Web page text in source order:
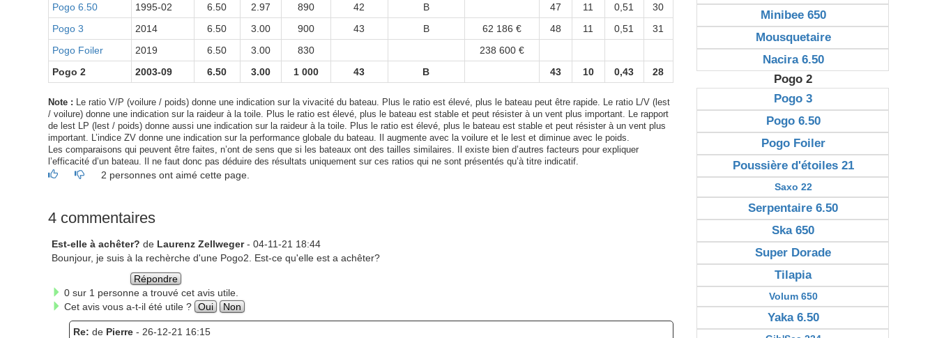
Pogo 6.50
1995-02 6.50 2.97 890 42 B 47 11 0,51
30
Pogo 3
2014 6.50 3.00 900 43 B 62 186 € 48 11 0,51
31
Pogo Foiler
2019 6.50 3.00 830
238 600 €
Pogo 2
2003-09 6.50 3.00 1 000 43 B 43 10 0,43 28
Note : Le ratio V/P (voilure / poids) donne une indication sur la vivacité du bateau. Plus le ratio est élevé, plus le bateau peut être rapide. Le ratio L/V (lest
/ voilure) donne une indication sur la raideur à la toile. Plus le ratio est élevé, plus le bateau est stable et peut résister à un vent plus important. Le rapport
de lest LP (lest / poids) donne aussi une indication sur la raideur à la toile. Plus le ratio est élevé, plus le bateau est stable et peut résister à un vent plus
important. L’indice ZV donne une indication sur la performance globale du bateau. Il augmente avec la voilure et le lest et diminue avec le poids.
Les comparaisons qui peuvent être faites, n’ont de sens que si les bateaux ont des tailles similaires. Il existe bien d’autres facteurs pour expliquer
l’efficacité d’un bateau. Il ne faut donc pas déduire des résultats uniquement sur ces ratios qui ne sont présentés qu’à titre indicatif.
2 personnes ont aimé cette page.
4 commentaires
Est-elle à achêter? de Laurenz Zellweger- 04-11-21 18:44
Bounjour, je suis à la rechèrche d'une Pogo2. Est-ce qu'elle est a achêter?
Répondre
0 sur 1 personne a trouvé cet avis utile.
Cet avis vous a-t-il été utile ? Oui Non
Re: de Pierre- 26-12-21 16:15
Minibee 650
Mousquetaire
Nacira 6.50
Pogo 2
Pogo 3
Pogo 6.50
Pogo Foiler
Poussière d'étoiles 21
Saxo 22
Serpentaire 6.50
Ska 650
Super Dorade
Tilapia
Volum 650
Yaka 6.50